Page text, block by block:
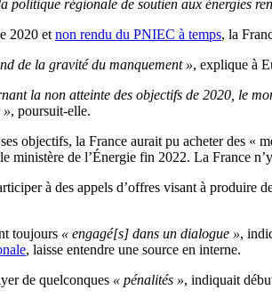
politique régionale de soutien aux énergies
2020 et non rendu du PNIEC à temps, la
de la gravité du manquement », explique à
la non atteinte des objectifs de 2020, le
», poursuit-elle.
objectifs, la France aurait pu acheter des «
ministère de l’Énergie fin 2022. La France
à des appels d’offres visant à produire
toujours « engagé[s] dans un dialogue »,
, laisse entendre une source en interne.
de quelconques « pénalités », indiquait